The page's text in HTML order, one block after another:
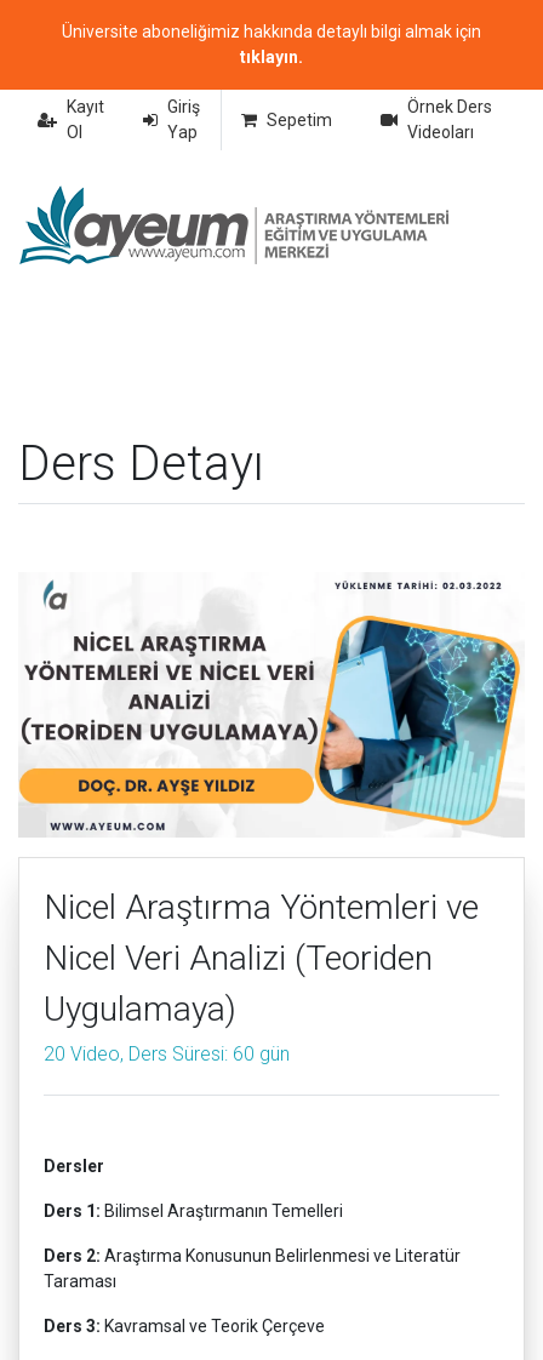
Üniversite aboneliğimiz hakkında detaylı bilgi almak için
tıklayın.
Kayıt
Ol
Giriş
Yap
Sepetim
Örnek Ders
Videoları
Ders Detayı
Nicel Araştırma Yöntemleri ve
Nicel Veri Analizi (Teoriden
Uygulamaya)
20 Video, Ders Süresi: 60 gün
Dersler
Ders 1: Bilimsel Araştırmanın Temelleri
Ders 2: Araştırma Konusunun Belirlenmesi ve Literatür
Taraması
Ders 3: Kavramsal ve Teorik Çerçeve